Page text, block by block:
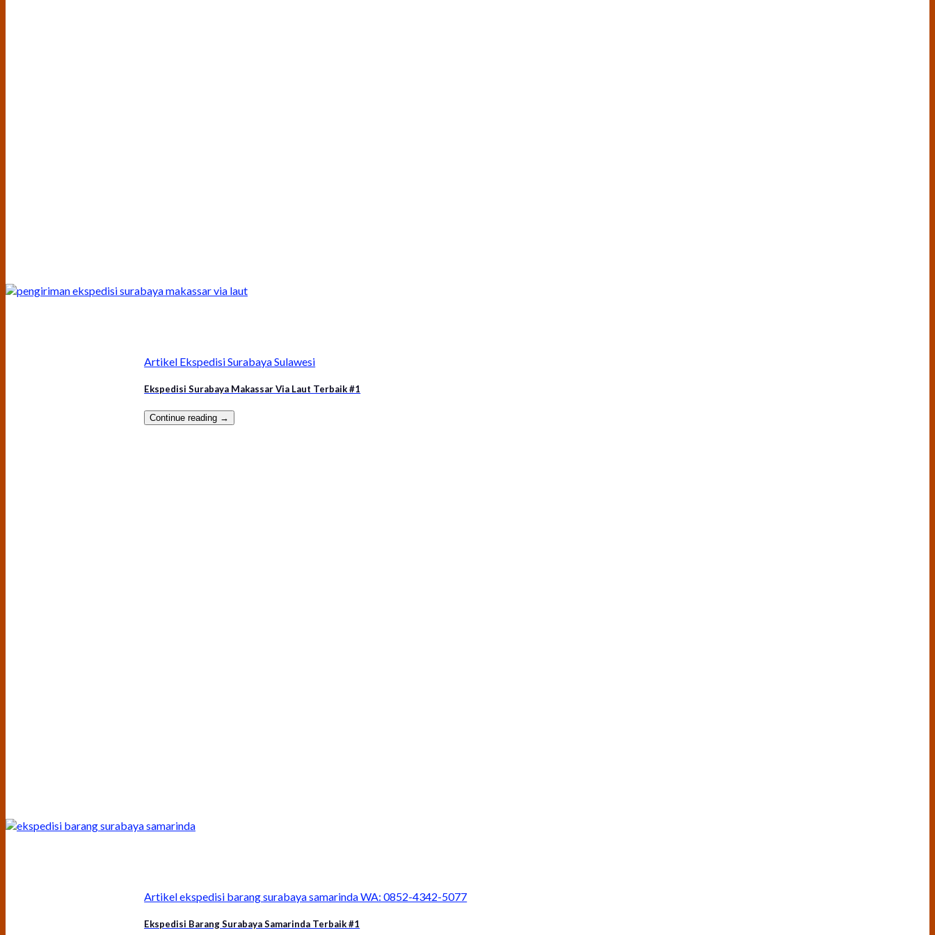
Artikel Ekspedisi Surabaya Sulawesi
Ekspedisi Surabaya Makassar Via Laut Terbaik #1
Continue reading →
Artikel ekspedisi barang surabaya samarinda WA: 0852-4342-5077
Ekspedisi Barang Surabaya Samarinda Terbaik #1